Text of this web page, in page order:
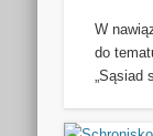
W
do
„Sąsiad